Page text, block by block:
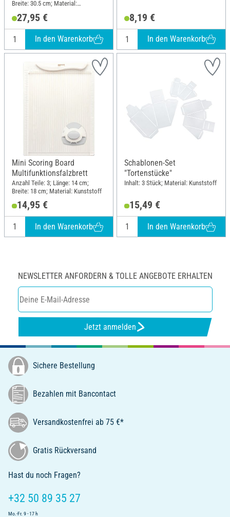
Breite: 30.5 cm; Material:
27,95 €
In den Warenkorb
8,19 €
In den Warenkorb
Mini Scoring Board
Multifunktionsfalzbrett
Anzahl Teile: 3; Länge: 14 cm;
Breite: 18 cm; Material: Kunststoff
14,95 €
In den Warenkorb
Schablonen-Set
"Tortenstücke"
Inhalt: 3 Stück; Material: Kunststoff
15,49 €
In den Warenkorb
NEWSLETTER ANFORDERN & TOLLE ANGEBOTE ERHALTEN
Jetzt anmelden
Sichere Bestellung
Bezahlen mit Bancontact
Versandkostenfrei ab 75 €*
Gratis Rückversand
Hast du noch Fragen?
+32 50 89 35 27
Mo.-Fr. 9 - 17 h